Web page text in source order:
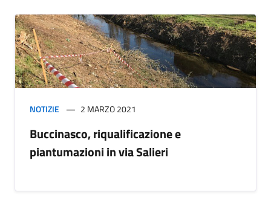
NOTIZIE 2 MARZO 2021
Buccinasco, riqualificazione e
piantumazioni in via Salieri